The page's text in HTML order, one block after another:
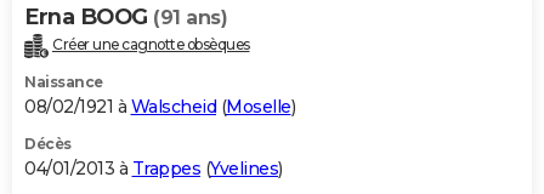
Erna BOOG (91 ans)
Créer une cagnotte obsèques
Naissance
08/02/1921 à Walscheid (Moselle)
Décès
04/01/2013 à Trappes (Yvelines)